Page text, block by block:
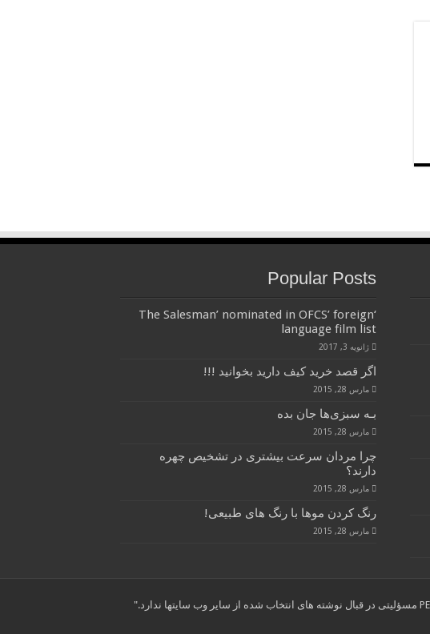
Popular Posts
‘The Salesman’ nominated in OFCS’ foreign
language film list
ژانویه 3, 2017
اگر قصد خرید کیف دارید بخوانید !!!
مارس 28, 2015
بـه سبزی‌ها جان بده
مارس 28, 2015
چرا مردان سرعت بیشتری در تشخیص چهره
دارند؟
مارس 28, 2015
رنگ کردن موها با رنگ های طبیعی!
مارس 28, 2015